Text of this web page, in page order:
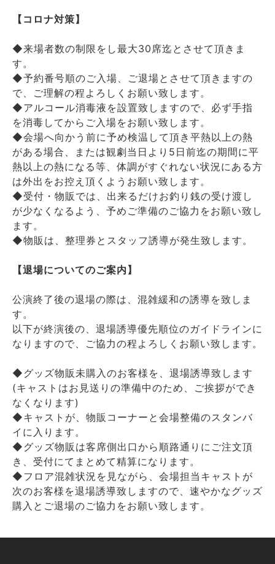
【コロナ対策】
◆来場者数の制限をし最大30席迄とさせて頂きま
す。
◆予約番号順のご入場、ご退場とさせて頂きますの
で、ご理解の程よろしくお願い致します。
◆アルコール消毒液を設置致しますので、必ず手指
を消毒してからご入場をお願い致します。
◆会場へ向かう前に予め検温して頂き平熱以上の熱
がある場合、または観劇当日より5日前迄の期間に平
熱以上の熱になる等、体調がすぐれない状況にある方
は外出をお控え頂くようお願い致します。
◆受付・物販では、出来るだけお釣り銭の受け渡し
が少なくなるよう、予めご準備のご協力をお願い致し
ます。
◆物販は、整理券とスタッフ誘導が発生致します。
【退場についてのご案内】
公演終了後の退場の際は、混雑緩和の誘導を致しま
す。
以下が終演後の、退場誘導優先順位のガイドラインに
なりますので、ご協力の程よろしくお願い致します。
◆グッズ物販未購入のお客様を、退場誘導致します
(キャストはお見送りの準備中のため、ご挨拶ができ
なくなります)
◆キャストが、物販コーナーと会場整備のスタンバ
イに入ります。
◆グッズ物販は客席側出口から順路通りにご注文頂
き、受付にてまとめて精算になります。
◆フロア混雑状況を見ながら、会場担当キャストが
次のお客様を退場誘導致しますので、速やかなグッズ
購入とご退場のご協力をお願い致します。